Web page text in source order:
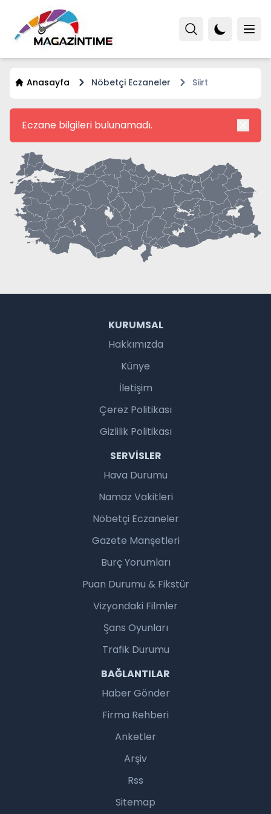
Anasayfa Nöbetçi Eczaneler Siirt
Eczane bilgileri bulunamadı.
KURUMSAL
Hakkımızda
Künye
İletişim
Çerez Politikası
Gizlilik Politikası
SERVISLER
Hava Durumu
Namaz Vakitleri
Nöbetçi Eczaneler
Gazete Manşetleri
Burç Yorumları
Puan Durumu & Fikstür
Vizyondaki Filmler
Şans Oyunları
Trafik Durumu
BAĞLANTILAR
Haber Gönder
Firma Rehberi
Anketler
Arşiv
Rss
Sitemap